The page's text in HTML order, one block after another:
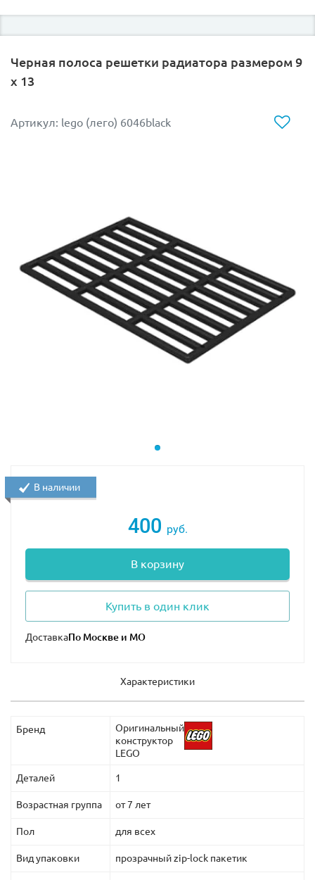
Черная полоса решетки радиатора размером 9
x 13
Артикул: lego (лего) 6046black
400 руб.
В корзину
Купить в один клик
Доставка
В наличии
Характеристики
Бренд
Оригинальный
конструктор
LEGO
Деталей 1
Возрастная группа от 7 лет
Пол для всех
Вид упаковки прозрачный zip-lock пакетик